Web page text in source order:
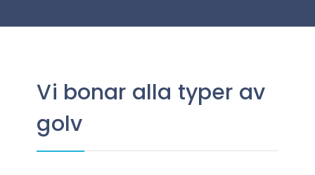
Vi bonar alla typer av
golv